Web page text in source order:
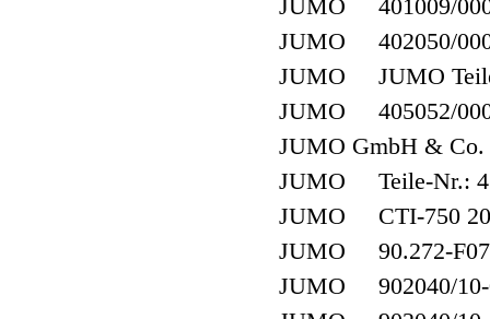
JUMO 401009/
JUMO 402050/
JUMO JUMO
JUMO 405052/
JUMO GmbH & Co.
JUMO Teile-Nr.:
JUMO CTI-750
JUMO 90.272-F07
JUMO 902040/10-